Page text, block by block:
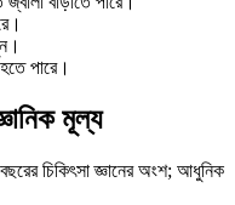
পারে।
মূল্য
চিকিৎসা জ্ঞানের অংশ; আধুনিক